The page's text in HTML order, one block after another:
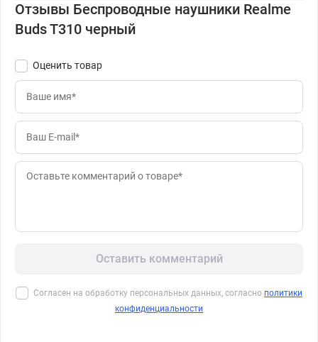
Отзывы Беспроводные наушники Realme
Buds T310 черный
Оценить товар
Оставить комментарий
Согласен на обработку персональных данных, согласно политики
конфиденциальности